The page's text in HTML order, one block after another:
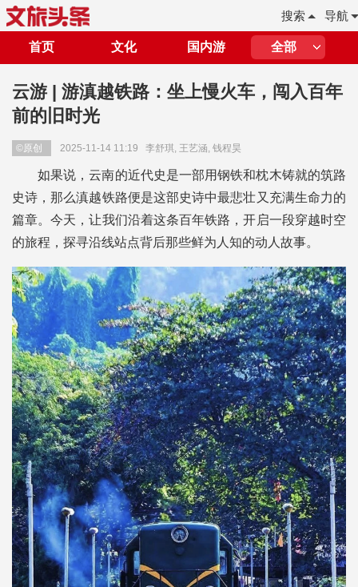
导航
搜索
首页 文化 国内游 全部
云游 | 游滇越铁路：坐上慢火车，闯入百年
前的旧时光
©原创 2025-11-14 11:19 李舒琪, 王艺涵, 钱程昊
如果说，云南的近代史是一部用钢铁和枕木铸就的筑路
史诗，那么滇越铁路便是这部史诗中最悲壮又充满生命力的
篇章。今天，让我们沿着这条百年铁路，开启一段穿越时空
的旅程，探寻沿线站点背后那些鲜为人知的动人故事。